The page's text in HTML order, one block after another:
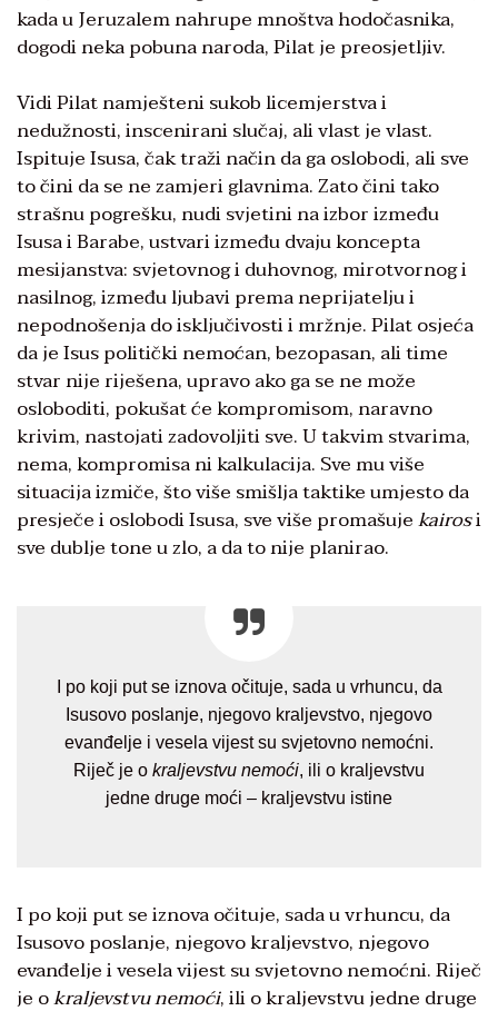
kada u Jeruzalem nahrupe mnoštva hodočasnika,
dogodi neka pobuna naroda, Pilat je preosjetljiv.
Vidi Pilat namješteni sukob licemjerstva i
nedužnosti, inscenirani slučaj, ali vlast je vlast.
Ispituje Isusa, čak traži način da ga oslobodi, ali sve
to čini da se ne zamjeri glavnima. Zato čini tako
strašnu pogrešku, nudi svjetini na izbor između
Isusa i Barabe, ustvari između dvaju koncepta
mesijanstva: svjetovnog i duhovnog, mirotvornog i
nasilnog, između ljubavi prema neprijatelju i
nepodnošenja do isključivosti i mržnje. Pilat osjeća
da je Isus politički nemoćan, bezopasan, ali time
stvar nije riješena, upravo ako ga se ne može
osloboditi, pokušat će kompromisom, naravno
krivim, nastojati zadovoljiti sve. U takvim stvarima,
nema, kompromisa ni kalkulacija. Sve mu više
situacija izmiče, što više smišlja taktike umjesto da
presječe i oslobodi Isusa, sve više promašujekairosi
sve dublje tone u zlo, a da to nije planirao.
I po koji put se iznova očituje, sada u vrhuncu, da
Isusovo poslanje, njegovo kraljevstvo, njegovo
evanđelje i vesela vijest su svjetovno nemoćni.
Riječ je o kraljevstvu nemoći, ili o kraljevstvu
jedne druge moći – kraljevstvu istine
I po koji put se iznova očituje, sada u vrhuncu, da
Isusovo poslanje, njegovo kraljevstvo, njegovo
evanđelje i vesela vijest su svjetovno nemoćni. Riječ
je okraljevstvu nemoći, ili o kraljevstvu jedne druge